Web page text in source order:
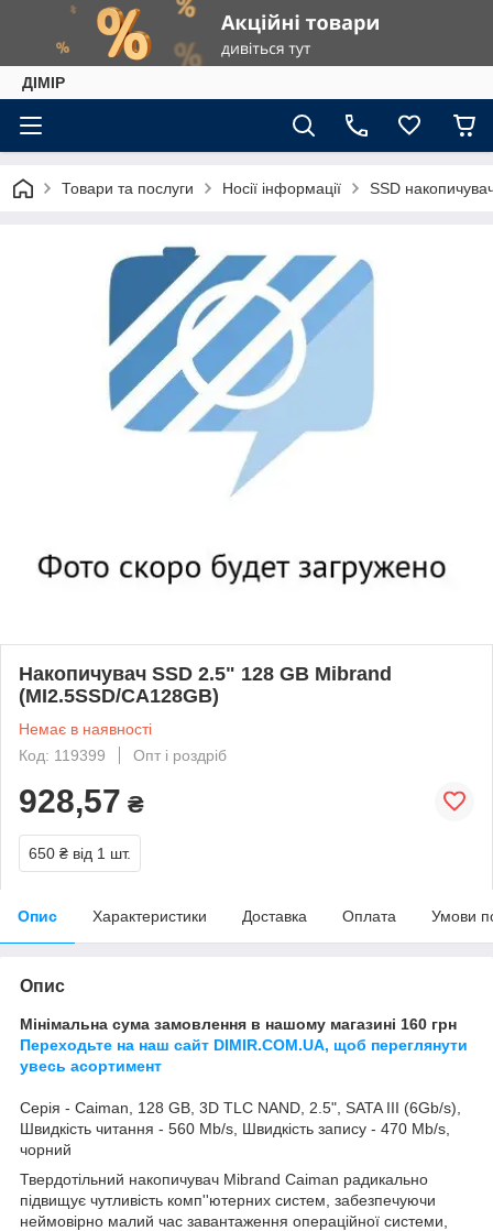
ДІМІР
Товари та послуги Носії інформації SSD
Накопичувач SSD 2.5" 128 GB Mibrand
(MI2.5SSD/CA128GB)
Немає в наявності
Код: 119399
Опт і роздріб
928,57 ₴
650 ₴ від 1 шт.
Опис Характеристики Доставка Оплата Умови
Опис
Мінімальна сума замовлення в нашому магазині 160 грн
Переходьте на наш сайт DIMIR.COM.UA, щоб переглянути
увесь асортимент
Серія - Caiman, 128 GB, 3D TLC NAND, 2.5", SATA III (6Gb/s),
Швидкість читання - 560 Mb/s, Швидкість запису - 470 Mb/s,
чорний
Твердотільний накопичувач Mibrand Caiman радикально
підвищує чутливість комп''ютерних систем, забезпечуючи
неймовірно малий час завантаження операційної системи,